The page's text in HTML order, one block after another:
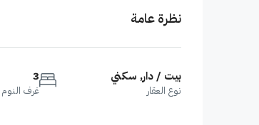
نظرة عامة
بيت / دار, سكني
نوع العقار
3
غرف النوم